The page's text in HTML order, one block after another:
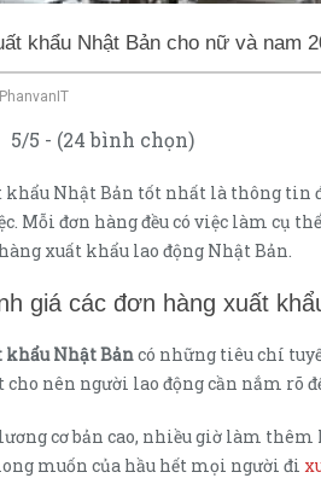
khẩu Nhật Bản cho nữ và nam
PhanvanIT
5/5 - (24 bình chọn)
khẩu Nhật Bản tốt nhất là thông
Mỗi đơn hàng đều có việc làm cụ
xuất khẩu lao động Nhật Bản.
giá các đơn hàng xuất
khẩu Nhật Bảncó những tiêu chí
nên người lao động cần nắm rõ
cơ bản cao, nhiều giờ làm
muốn của hầu hết mọi người đi